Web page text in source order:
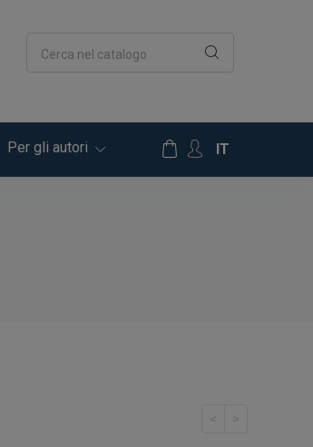
Cerca nel catalogo
Per gli autori IT
< >